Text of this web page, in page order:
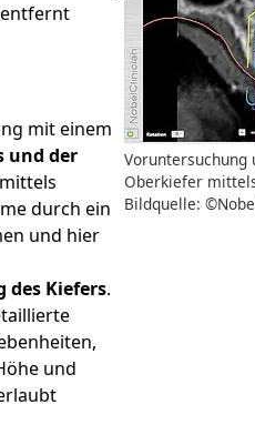
Voruntersuchung
Oberkiefer
Bildquelle:
mit einem
und der
durch ein
und hier
des Kiefers.
und